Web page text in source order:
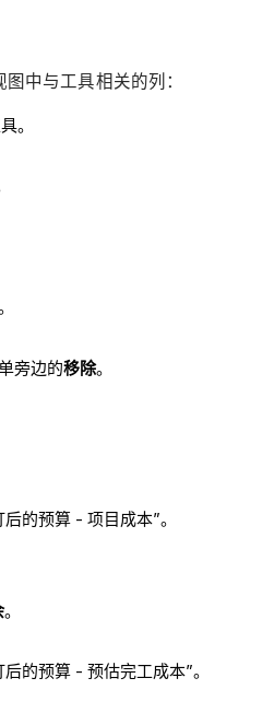
中与工具相关的列：
。
旁边的移除。
的预算 - 项目成本”。
。
的预算 - 预估完工成本”。